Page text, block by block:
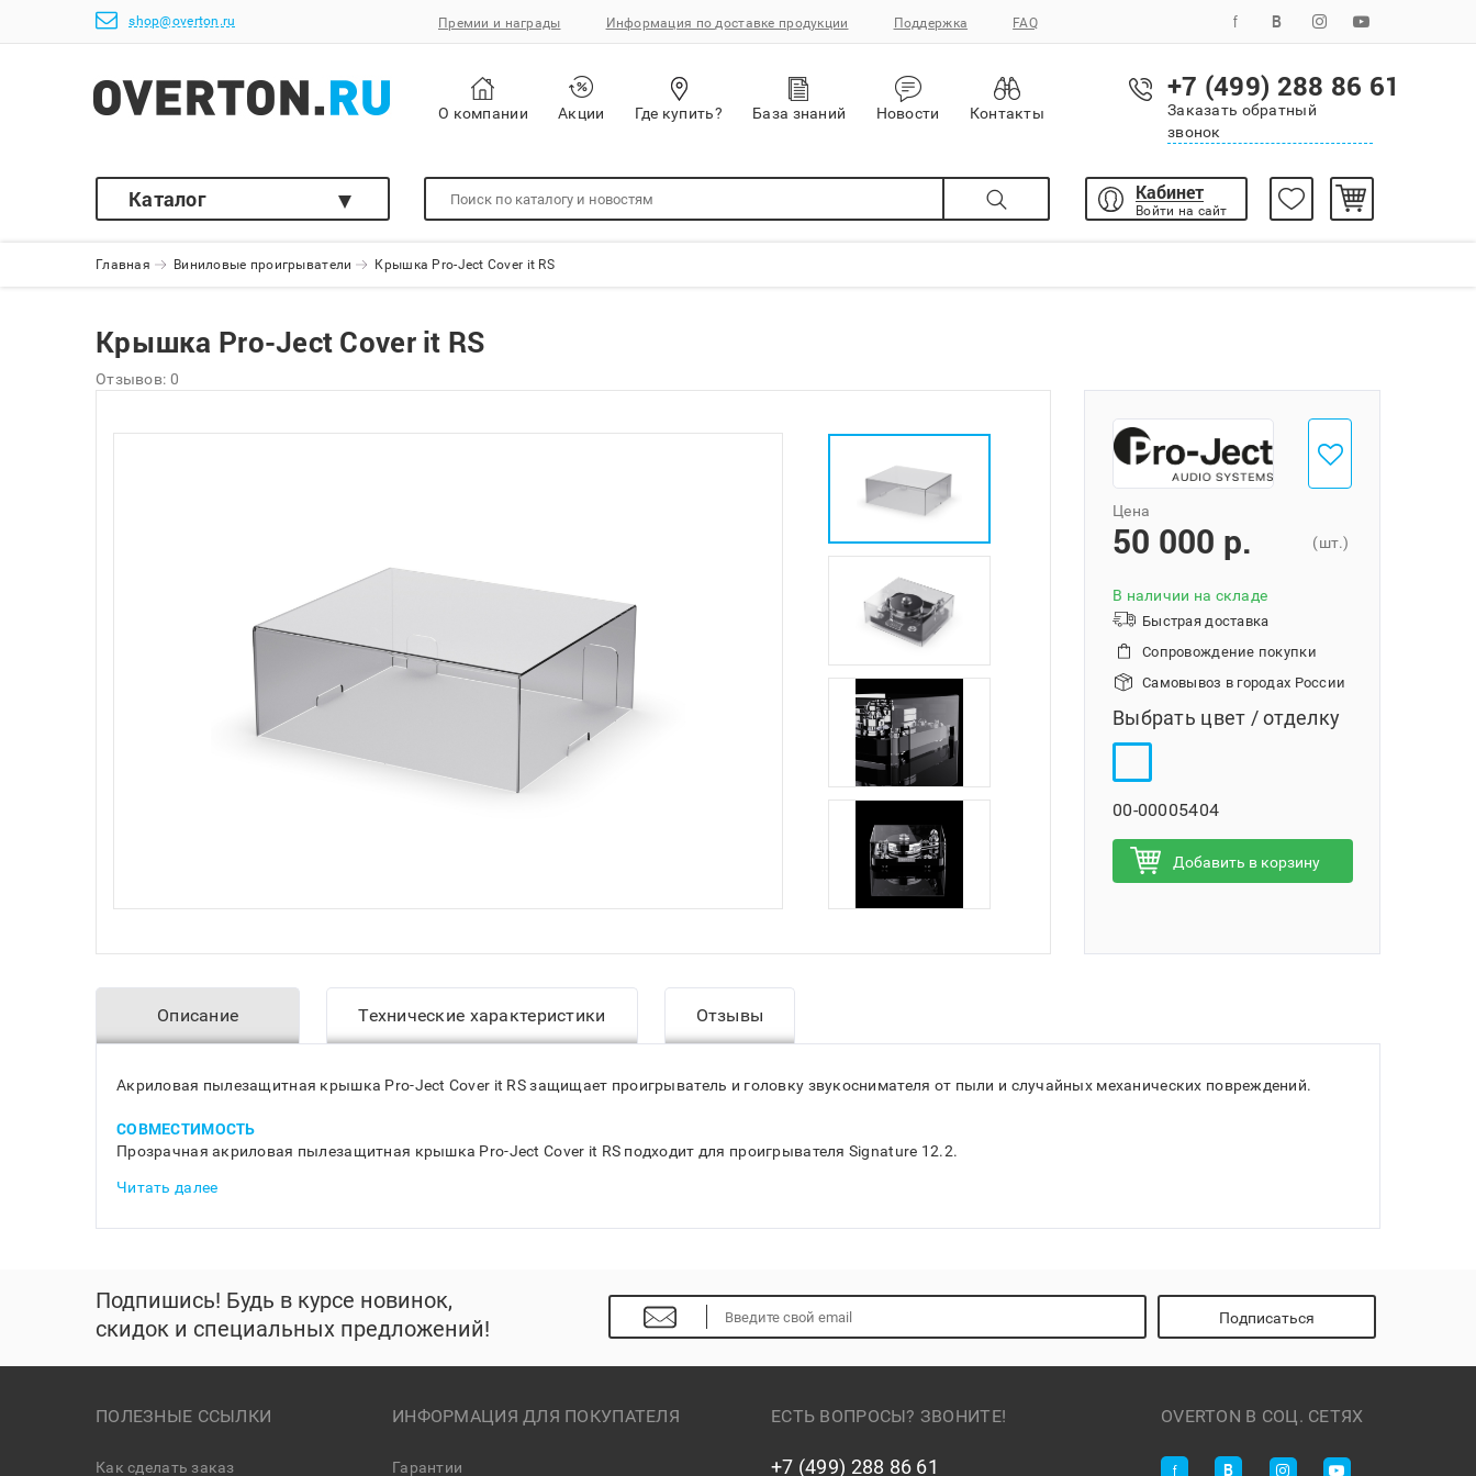
shop@overton.ru Премии и награды Информация по доставке продукции Поддержка FAQ
О компании Акции Где купить? База знаний Новости Контакты
+7 (499) 288 86 61
Заказать обратный
звонок
Каталог Кабинет
Войти на сайт
Главная Виниловые проигрыватели Крышка Pro-Ject Cover it RS
Крышка Pro-Ject Cover it RS
Отзывов: 0
Добавить в избранное
Цена
50 000 p. (шт.)
В наличии на складе
Быстрая доставка
Сопровождение покупки
Самовывоз в городах России
Выбрать цвет / отделку
00-00005404
Добавить в корзину
Описание Технические характеристики Отзывы
Акриловая пылезащитная крышка Pro-Ject Cover it RS защищает проигрыватель и головку звукоснимателя от пыли и случайных механических повреждений.
СОВМЕСТИМОСТЬ
Прозрачная акриловая пылезащитная крышка Pro-Ject Cover it RS подходит для проигрывателя Signature 12.2.
Читать далее
Подпишись! Будь в курсе новинок,
скидок и специальных предложений!
Подписаться
ПОЛЕЗНЫЕ ССЫЛКИ
Как сделать заказ
ИНФОРМАЦИЯ ДЛЯ ПОКУПАТЕЛЯ
Гарантии
ЕСТЬ ВОПРОСЫ? ЗВОНИТЕ!
+7 (499) 288 86 61
OVERTON В СОЦ. СЕТЯХ